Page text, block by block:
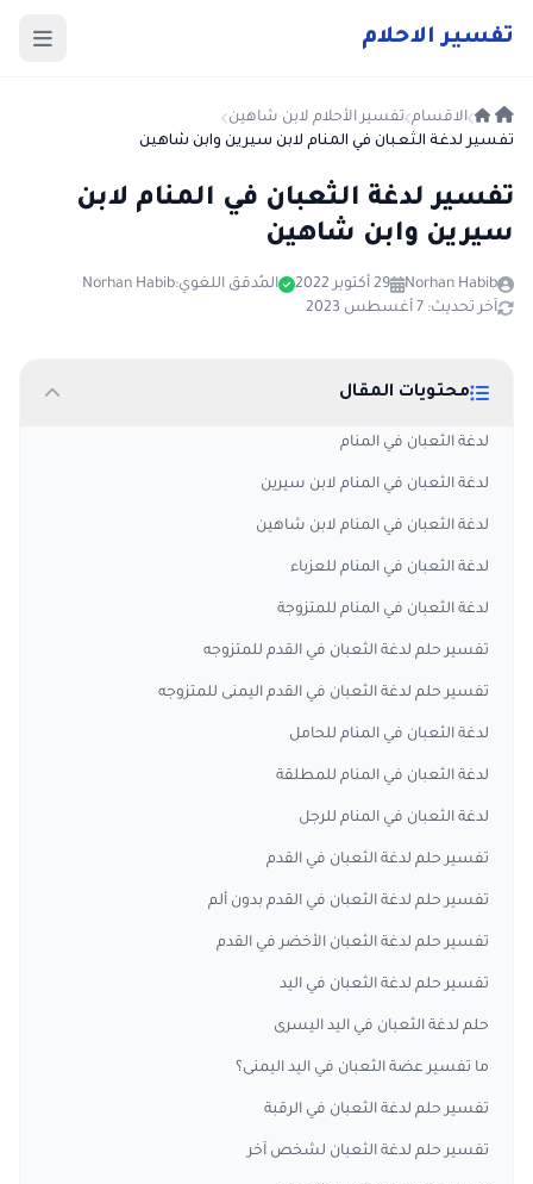
تفسير الاحلام
الاقسام تفسير الأحلام لابن شاهين
تفسير لدغة الثعبان في المنام لابن سيرين وابن شاهين
تفسير لدغة الثعبان في المنام لابن
سيرين وابن شاهين
Norhan Habib 29 أكتوبر 2022 المُدقق اللغوي:Norhan Habib
آخر تحديث: 7 أغسطس 2023
محتويات المقال
لدغة الثعبان في المنام
لدغة الثعبان في المنام لابن سيرين
لدغة الثعبان في المنام لابن شاهين
لدغة الثعبان في المنام للعزباء
لدغة الثعبان في المنام للمتزوجة
تفسير حلم لدغة الثعبان في القدم للمتزوجه
تفسير حلم لدغة الثعبان في القدم اليمنى للمتزوجه
لدغة الثعبان في المنام للحامل
لدغة الثعبان في المنام للمطلقة
لدغة الثعبان في المنام للرجل
تفسير حلم لدغة الثعبان في القدم
تفسير حلم لدغة الثعبان في القدم بدون ألم
تفسير حلم لدغة الثعبان الأخضر في القدم
تفسير حلم لدغة الثعبان في اليد
حلم لدغة الثعبان في اليد اليسرى
ما تفسير عضة الثعبان في اليد اليمنى؟
تفسير حلم لدغة الثعبان في الرقبة
تفسير حلم لدغة الثعبان لشخص آخر